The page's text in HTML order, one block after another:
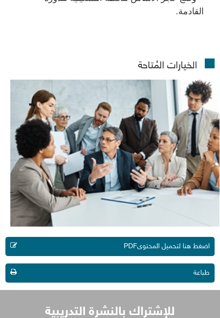
القادمة.
الخيارات المُتاحة
اضغط هنا لتحميل المحتوىPDF
طباعة
إشتراك بالنشرة التدريبية